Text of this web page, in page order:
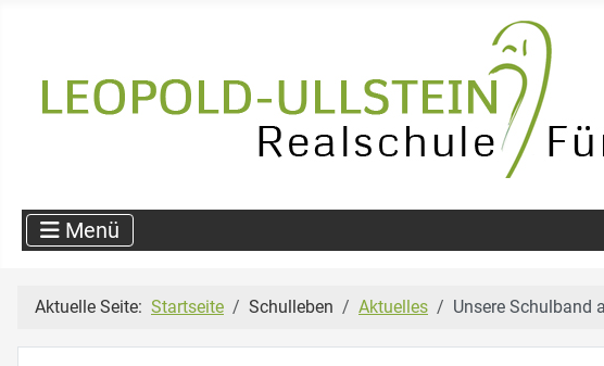
Aktuelle Seite: Startseite Schulleben Aktuelles Unsere Schulband